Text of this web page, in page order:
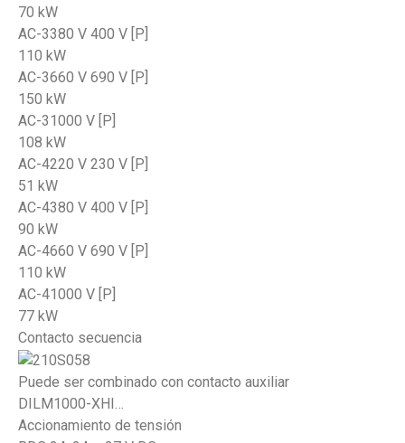
70 kW
AC-3380 V 400 V [P]
110 kW
AC-3660 V 690 V [P]
150 kW
AC-31000 V [P]
108 kW
AC-4220 V 230 V [P]
51 kW
AC-4380 V 400 V [P]
90 kW
AC-4660 V 690 V [P]
110 kW
AC-41000 V [P]
77 kW
Contacto secuencia
Puede ser combinado con contacto auxiliar
DILM1000-XHI…
Accionamiento de tensión